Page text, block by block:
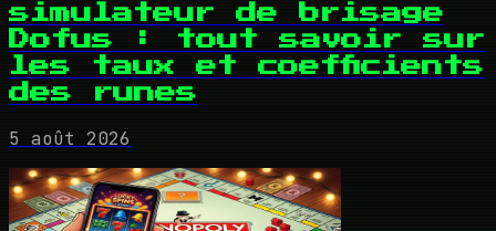
simulateur de brisage
Dofus : tout savoir sur
les taux et coefficients
des runes
5 août 2026